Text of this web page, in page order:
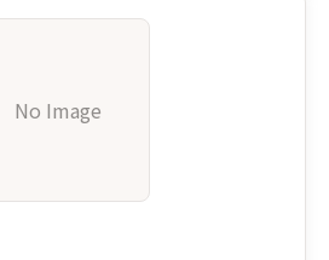
No Image